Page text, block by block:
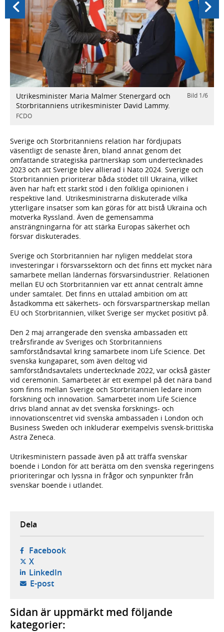
Bild 1/6
Utrikesminister Maria Malmer Stenergard och
Storbritanniens utrikesminister David Lammy.
FCDO
Föregående Nästa
Sverige och Storbritanniens relation har fördjupats
väsentligt de senaste åren, bland annat genom det
omfattande strategiska partnerskap som undertecknades
2023 och att Sverige blev allierad i Nato 2024. Sverige och
Storbritannien prioriterar båda stödet till Ukraina, vilket
även har haft ett starkt stöd i den folkliga opinionen i
respektive land. Utrikesministrarna diskuterade vilka
ytterligare insatser som kan göras för att bistå Ukraina och
motverka Ryssland. Även de gemensamma
ansträngningarna för att stärka Europas säkerhet och
försvar diskuterades.
Sverige och Storbritannien har nyligen meddelat stora
investeringar i försvarssektorn och det finns ett mycket nära
samarbete mellan ländernas försvarsindustrier. Relationen
mellan EU och Storbritannien var ett annat centralt ämne
under samtalet. Det finns en uttalad ambition om att
åstadkomma ett säkerhets- och försvarspartnerskap mellan
EU och Storbritannien, vilket Sverige ser mycket positivt på.​
Den 2 maj arrangerade den svenska ambassaden ett
treårsfirande av Sveriges och Storbritanniens
samförståndsavtal kring samarbete inom Life Science. Det
svenska kungaparet, som även deltog vid
samförståndsavtalets undertecknade 2022, var också gäster
vid ceremonin. Samarbetet är ett exempel på det nära band
som finns mellan Sverige och Storbritannien ledare inom
forskning och innovation. Samarbetet inom Life Science
drivs bland annat av det svenska forsknings- och
innovationscentret vid svenska ambassaden i London och
Business Sweden och inkluderar exempelvis svensk-brittiska
Astra Zeneca.
Utrikesministern passade även på att träffa svenskar
boende i London för att berätta om den svenska regeringens
prioriteringar och lyssna in frågor och synpunkter från
svenskar boende i utlandet.
Dela
Facebook- öppnas i ny flik, extern webbplats,
X- öppnas i ny flik, extern webbplats,
LinkedIn- öppnas i ny flik, extern webbplats,
E-post- öppnar din e-postklient,
Sidan är uppmärkt med följande
kategorier: